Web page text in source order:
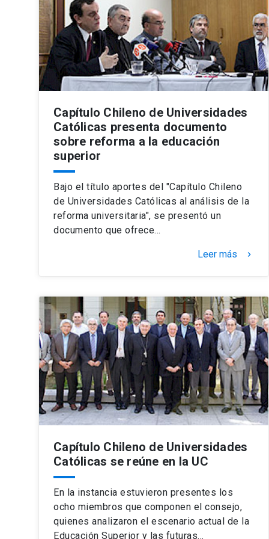
Capítulo Chileno de Universidades
Católicas presenta documento
sobre reforma a la educación
superior
Bajo el título aportes del "Capítulo Chileno
de Universidades Católicas al análisis de la
reforma universitaria", se presentó un
documento que ofrece…
Leer más keyboard_arrow_right
Capítulo Chileno de Universidades
Católicas se reúne en la UC
En la instancia estuvieron presentes los
ocho miembros que componen el consejo,
quienes analizaron el escenario actual de la
Educación Superior y las futuras…